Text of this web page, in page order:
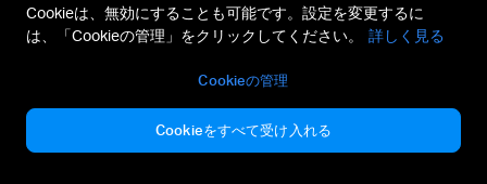
Cookieは、無効にすることも可能です。設定を変更するに
は、「Cookieの管理」をクリックしてください。
詳しく見る
Cookieの管理
Cookieをすべて受け入れる